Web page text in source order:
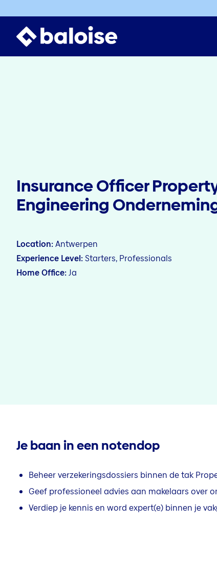
Insurance Officer
Engineering
LocationAntwerpen
Experience LevelStarters, Professionals
Home OfficeJa
Je baan in een notendop
Beheer verzekeringsdossiers binnen de tak
Geef professioneel advies aan makelaars over
Verdiep je kennis en word expert(e) binnen je